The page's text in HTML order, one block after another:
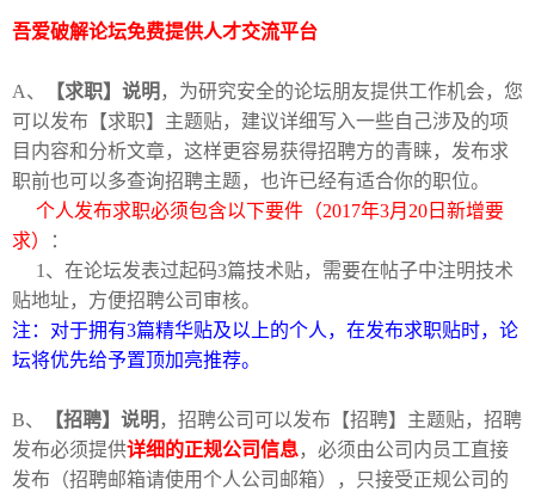
破
吾爱破解论坛免费提供人才交流平台
A、 【求职】说明 ，为研究安全的论坛朋友提供工作机会，您
可以发布【求职】主题贴，建议详细写入一些自己涉及的项
目内容和分析文章，这样更容易获得招聘方的青睐，发布求
职前也可以多查询招聘主题，也许已经有适合你的职位。
个人发布求职必须包含以下要件（2017年3月20日新增要
求）
：
1、在论坛发表过起码3篇技术贴，需要在帖子中注明技术
贴地址，方便招聘公司审核。
注：对于拥有3篇精华贴及以上的个人，在发布求职贴时，论
坛将优先给予置顶加亮推荐。
B、 【招聘】说明 ，招聘公司可以发布【招聘】主题贴，招聘
发布必须提供详细的正规公司信息，必须由公司内员工直接
发布（招聘邮箱请使用个人公司邮箱），只接受正规公司的